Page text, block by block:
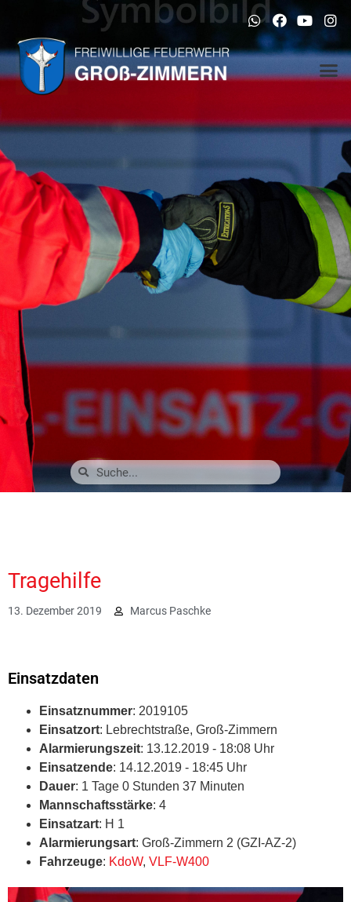
Tragehilfe
13. Dezember 2019 Marcus Paschke
Einsatzdaten
Einsatznummer: 2019105
Einsatzort: Lebrechtstraße, Groß-Zimmern
Alarmierungszeit: 13.12.2019 - 18:08 Uhr
Einsatzende: 14.12.2019 - 18:45 Uhr
Dauer: 1 Tage 0 Stunden 37 Minuten
Mannschaftsstärke: 4
Einsatzart: H 1
Alarmierungsart: Groß-Zimmern 2 (GZI-AZ-2)
Fahrzeuge: KdoW, VLF-W400